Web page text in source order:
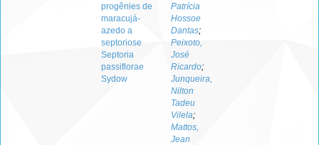
progênies de
maracujá-
azedo a
septoriose
Septoria
passiflorae
Sydow
Patrícia
Hossoe
Dantas;
Peixoto,
José
Ricardo;
Junqueira,
Nilton
Tadeu
Vilela;
Mattos,
Jean